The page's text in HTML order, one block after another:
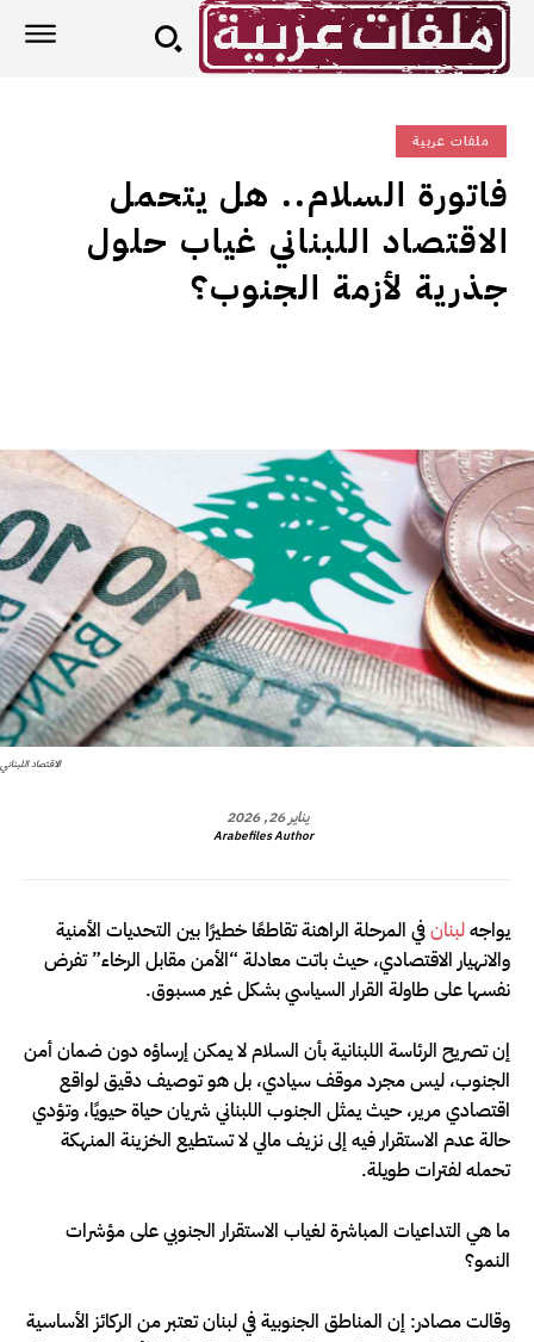
ملفات عربية
فاتورة السلام.. هل يتحمل
الاقتصاد اللبناني غياب حلول
جذرية لأزمة الجنوب؟
الاقتصاد اللبناني
يناير 26, 2026
Arabefiles Author
يواجهلبنانفي المرحلة الراهنة تقاطعًا خطيرًا بين التحديات الأمنية
والانهيار الاقتصادي، حيث باتت معادلة “الأمن مقابل الرخاء” تفرض
نفسها على طاولة القرار السياسي بشكل غير مسبوق.
إن تصريح الرئاسة اللبنانية بأن السلام لا يمكن إرساؤه دون ضمان أمن
الجنوب، ليس مجرد موقف سيادي، بل هو توصيف دقيق لواقع
اقتصادي مرير، حيث يمثل الجنوب اللبناني شريان حياة حيويًا، وتؤدي
حالة عدم الاستقرار فيه إلى نزيف مالي لا تستطيع الخزينة المنهكة
تحمله لفترات طويلة.
ما هي التداعيات المباشرة لغياب الاستقرار الجنوبي على مؤشرات
النمو؟
وقالت مصادر: إن المناطق الجنوبية في لبنان تعتبر من الركائز الأساسية